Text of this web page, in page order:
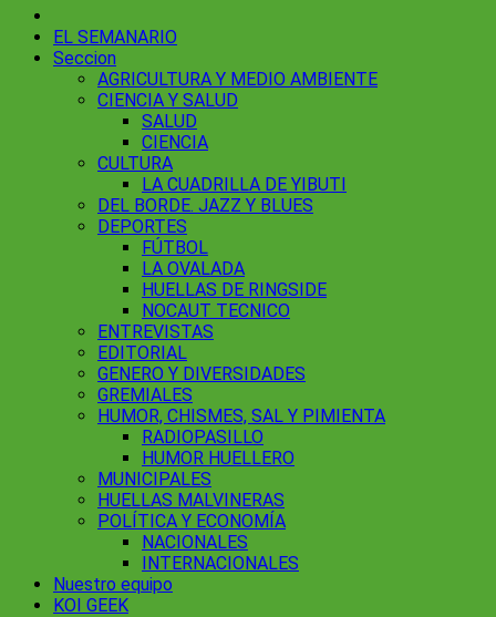
EL SEMANARIO
Seccion
AGRICULTURA Y MEDIO AMBIENTE
CIENCIA Y SALUD
SALUD
CIENCIA
CULTURA
LA CUADRILLA DE YIBUTI
DEL BORDE. JAZZ Y BLUES
DEPORTES
FÚTBOL
LA OVALADA
HUELLAS DE RINGSIDE
NOCAUT TECNICO
ENTREVISTAS
EDITORIAL
GENERO Y DIVERSIDADES
GREMIALES
HUMOR, CHISMES, SAL Y PIMIENTA
RADIOPASILLO
HUMOR HUELLERO
MUNICIPALES
HUELLAS MALVINERAS
POLÍTICA Y ECONOMÍA
NACIONALES
INTERNACIONALES
Nuestro equipo
KOI GEEK